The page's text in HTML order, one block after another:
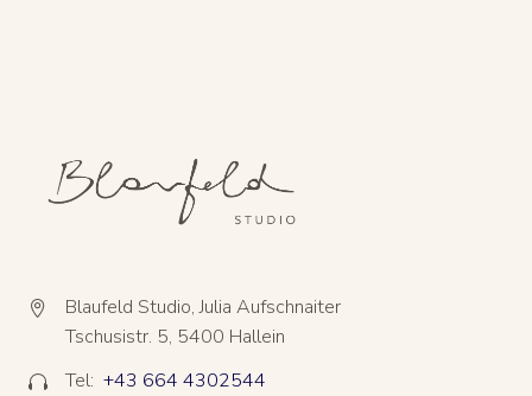


Blaufeld Studio, Julia Aufschnaiter
Tschusistr. 5, 5400 Hallein

 Tel: +43 664 4302544